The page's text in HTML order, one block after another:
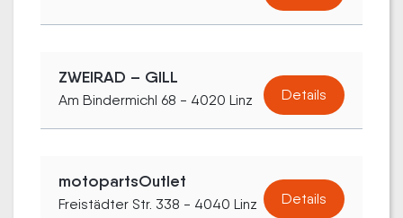
ZWEIRAD – GILL
Am Bindermichl 68 - 4020 Linz Details
motopartsOutlet
Freistädter Str. 338 - 4040 Linz Details